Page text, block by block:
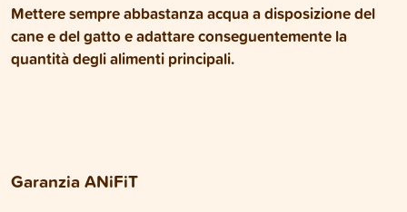
Mettere sempre abbastanza acqua a disposizione del
cane e del gatto e adattare conseguentemente la
quantità degli alimenti principali.
Garanzia ANiFiT